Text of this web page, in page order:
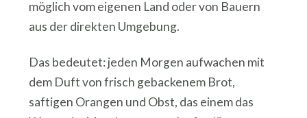
möglich vom eigenen Land oder von Bauern
aus der direkten Umgebung.
Das bedeutet: jeden Morgen aufwachen mit
dem Duft von frisch gebackenem Brot,
saftigen Orangen und Obst, das einem das